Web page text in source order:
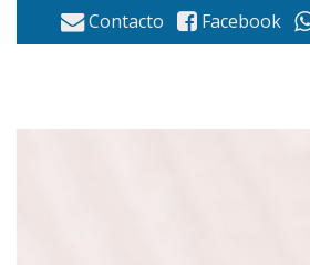
Contacto Facebook